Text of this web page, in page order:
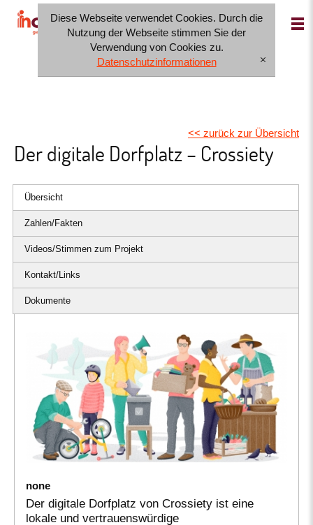
Diese Webseite verwendet Cookies. Durch die
Nutzung der Webseite stimmen Sie der
Verwendung von Cookies zu.
Datenschutzinformationen
[x]
IT FR DE
<< zurück zur Übersicht
Der digitale Dorfplatz – Crossiety
Übersicht
Zahlen/Fakten
Videos/Stimmen zum Projekt
Kontakt/Links
Dokumente
none
Der digitale Dorfplatz von Crossiety ist eine
lokale und vertrauenswürdige